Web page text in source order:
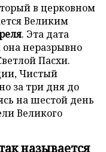
в церковном
Великим
. Эта дата
она неразрывно
Пасхи.
Чистый
за три дня до
на шестой день
Великого
называется